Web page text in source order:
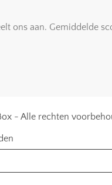
ons aan. Gemiddelde
- Alle rechten